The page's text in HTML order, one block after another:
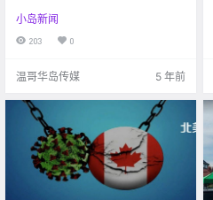
降的特别明显。而各个公共场所的
爆发情况也有所好转，没有像之前
那样出现大规模爆发现象了。 话不
上的疫情情况吧.
小岛新闻
203 0
温哥华岛传媒 5 年前